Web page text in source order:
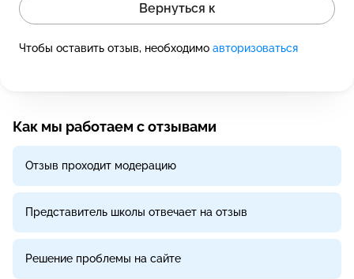
Вернуться к
Чтобы оставить отзыв, необходимо авторизоваться
Как мы работаем с отзывами
Отзыв проходит модерацию
Представитель школы отвечает на отзыв
Решение проблемы на сайте